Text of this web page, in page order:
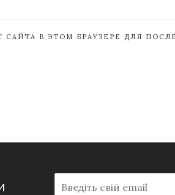
САЙТА В ЭТОМ БРАУЗЕРЕ ДЛЯ
m